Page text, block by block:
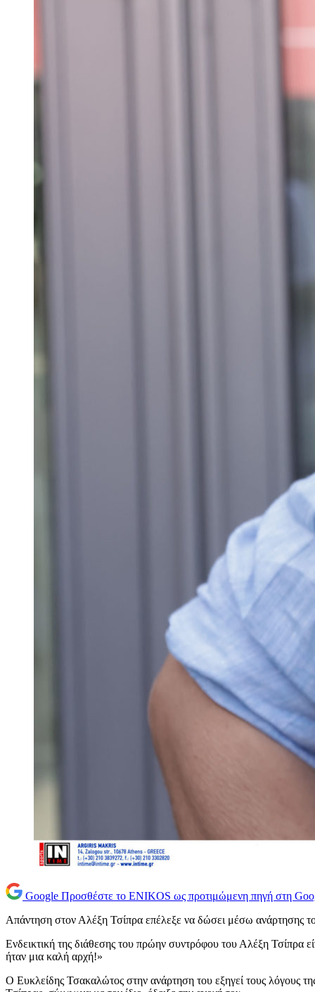
Google Προσθέστε το ENIKOS ως προτιμώμενη πηγή στη
Απάντηση στον Αλέξη Τσίπρα επέλεξε να δώσει μέσω ανάρτησης
Ενδεικτική της διάθεσης του πρώην συντρόφου του Αλέξη Τσίπρα
ήταν μια καλή αρχή!»
Ο Ευκλείδης Τσακαλώτος στην ανάρτηση του εξηγεί τους λόγους